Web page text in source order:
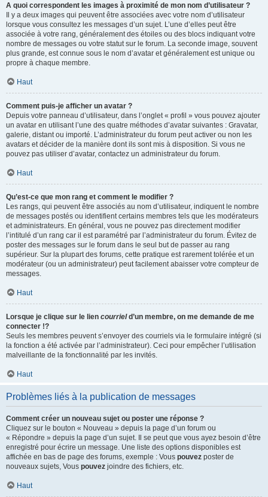
A quoi correspondent les images à proximité de mon nom d’utilisateur ?
Il y a deux images qui peuvent être associées avec votre nom d’utilisateur
lorsque vous consultez les messages d’un sujet. L’une d’elles peut être
associée à votre rang, généralement des étoiles ou des blocs indiquant votre
nombre de messages ou votre statut sur le forum. La seconde image, souvent
plus grande, est connue sous le nom d’avatar et généralement est unique ou
propre à chaque membre.
Haut
Comment puis-je afficher un avatar ?
Depuis votre panneau d’utilisateur, dans l’onglet « profil » vous pouvez ajouter
un avatar en utilisant l’une des quatre méthodes d’avatar suivantes : Gravatar,
galerie, distant ou importé. L’administrateur du forum peut activer ou non les
avatars et décider de la manière dont ils sont mis à disposition. Si vous ne
pouvez pas utiliser d’avatar, contactez un administrateur du forum.
Haut
Qu’est-ce que mon rang et comment le modifier ?
Les rangs, qui peuvent être associés au nom d’utilisateur, indiquent le nombre
de messages postés ou identifient certains membres tels que les modérateurs
et administrateurs. En général, vous ne pouvez pas directement modifier
l’intitulé d’un rang car il est paramétré par l’administrateur du forum. Évitez de
poster des messages sur le forum dans le seul but de passer au rang
supérieur. Sur la plupart des forums, cette pratique est rarement tolérée et un
modérateur (ou un administrateur) peut facilement abaisser votre compteur de
messages.
Haut
Lorsque je clique sur le lien courrield’un membre, on me demande de me
connecter !?
Seuls les membres peuvent s’envoyer des courriels via le formulaire intégré (si
la fonction a été activée par l’administrateur). Ceci pour empêcher l’utilisation
malveillante de la fonctionnalité par les invités.
Haut
Problèmes liés à la publication de messages
Comment créer un nouveau sujet ou poster une réponse ?
Cliquez sur le bouton « Nouveau » depuis la page d’un forum ou
« Répondre » depuis la page d’un sujet. Il se peut que vous ayez besoin d’être
enregistré pour écrire un message. Une liste des options disponibles est
affichée en bas de page des forums, exemple : Vous pouvez poster de
nouveaux sujets, Vous pouvez joindre des fichiers, etc.
Haut